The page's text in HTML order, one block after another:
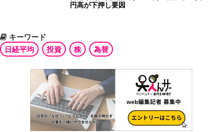
円高が下押し要因
キーワード
日経平均
投資 株 為替